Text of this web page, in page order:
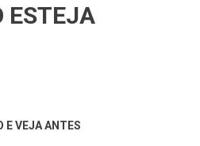
ESTEJA
E VEJA ANTES